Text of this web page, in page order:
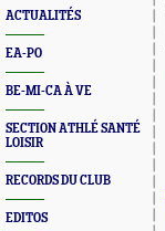
ACTUALITÉS
EA-PO
BE-MI-CA À VE
SECTION ATHLÉ SANTÉ
LOISIR
RECORDS DU CLUB
EDITOS